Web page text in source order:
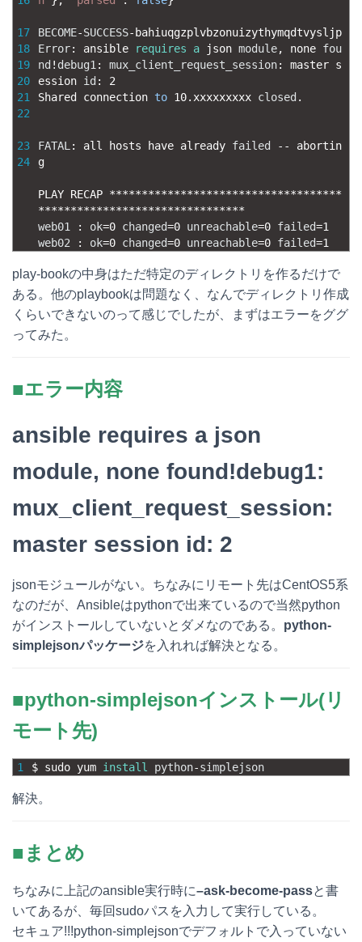
17
18
19
20
21
22
23
24
BECOME-SUCCESS- bahiuqgzplvbzonuizythymqdtvysljp
Error: ansible requires a json module, none fou
nd ! debug1 : mux_client_request_session: master s
ession id :
2
Shared connection to 10.xxxxxxxxx closed .
FATAL : all hosts have already failed --
abortin
g
PLAY RECAP ************************************
********************************
web01
: ok=0 changed=0 unreachable=0 failed=1
web02
: ok=0 changed=0 unreachable=0 failed=1
play-bookの中身はただ特定のディレクトリを作るだけで
ある。他のplaybookは問題なく、なんでディレクトリ作成
くらいできないのって感じでしたが、まずはエラーをググ
ってみた。
■エラー内容
ansible requires a json
module, none found!debug1:
mux_client_request_session:
master session id: 2
jsonモジュールがない。ちなみにリモート先はCentOS5系
なのだが、Ansibleはpythonで出来ているので当然python
がインストールしていないとダメなのである。 python-
simplejsonパッケージを入れれば解決となる。
■python-simplejsonインストール(リ
モート先)
1 $ sudo yum install python-simplejson
解決。
■まとめ
ちなみに上記のansible実行時に–ask-become-passと書
いてあるが、毎回sudoパスを入力して実行している。
セキュア!!!python-simplejsonでデフォルトで入っていない